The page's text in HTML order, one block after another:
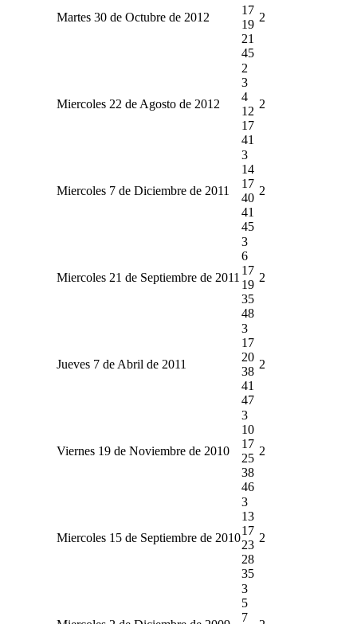
Martes 30 de Octubre de 2012
17
19
21
45
2
Miercoles 22 de Agosto de 2012
2
3
4
12
17
41
2
Miercoles 7 de Diciembre de 2011
3
14
17
40
41
45
2
Miercoles 21 de Septiembre de 2011
3
6
17
19
35
48
2
Jueves 7 de Abril de 2011
3
17
20
38
41
47
2
Viernes 19 de Noviembre de 2010
3
10
17
25
38
46
2
Miercoles 15 de Septiembre de 2010
3
13
17
23
28
35
2
3
5
7